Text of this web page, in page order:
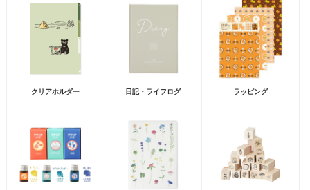
クリアホルダー 日記・ライフログ ラッピング